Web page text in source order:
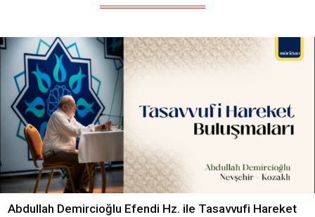
Abdullah Demircioğlu Efendi Hz. ile Tasavvufi Hareket